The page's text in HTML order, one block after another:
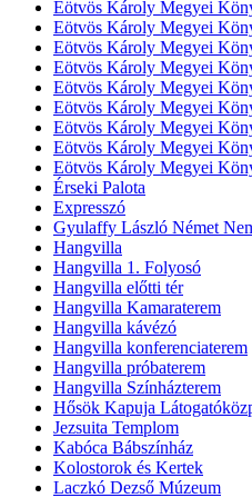
Eötvös Károly Megyei
Eötvös Károly Megyei
Eötvös Károly Megyei
Eötvös Károly Megyei
Eötvös Károly Megyei
Eötvös Károly Megyei
Eötvös Károly Megyei
Eötvös Károly Megyei
Eötvös Károly Megyei
Érseki Palota
Expresszó
Gyulaffy László Német
Hangvilla
Hangvilla 1. Folyosó
Hangvilla előtti tér
Hangvilla Kamaraterem
Hangvilla kávézó
Hangvilla konferenciaterem
Hangvilla próbaterem
Hangvilla Színházterem
Hősök Kapuja
Jezsuita Templom
Kabóca Bábszínház
Kolostorok és Kertek
Laczkó Dezső Múzeum